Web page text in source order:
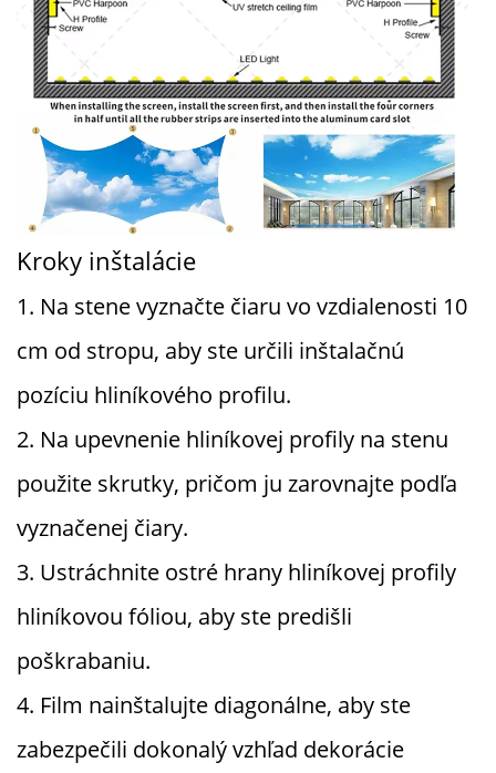
Kroky inštalácie
1. Na stene vyznačte čiaru vo vzdialenosti 10
cm od stropu, aby ste určili inštalačnú
pozíciu hliníkového profilu.
2. Na upevnenie hliníkovej profily na stenu
použite skrutky, pričom ju zarovnajte podľa
vyznačenej čiary.
3. Ustráchnite ostré hrany hliníkovej profily
hliníkovou fóliou, aby ste predišli
poškrabaniu.
4. Film nainštalujte diagonálne, aby ste
zabezpečili dokonalý vzhľad dekorácie